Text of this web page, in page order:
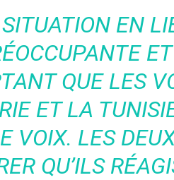
EN
QUE LES
ET LA
VOIX. LES
QU’ILS